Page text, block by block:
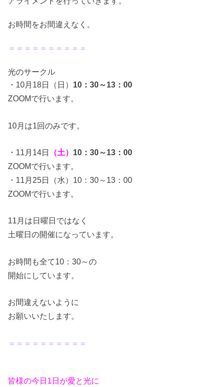
お時間をお間違えなく。
＝＝＝＝＝＝＝＝＝＝
光のサークル
・10月18日（日） 10：30～13：00
ZOOMで行います。
10月は1回のみです。
・11月14日 （土） 10：30～13：00
ZOOMで行います。
・11月25日（水）10：30～13：00
ZOOMで行います。
11月は日曜日ではなく
土曜日の開催になっています。
お時間も全て10：30～の
開始にしています。
お間違えないように
お願いいたします。
＝＝＝＝＝＝＝＝＝＝
皆様の今日1日が愛と光に